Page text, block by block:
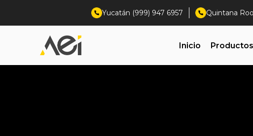
Yucatán (999) 947 6957 Quintana
Inicio Productos